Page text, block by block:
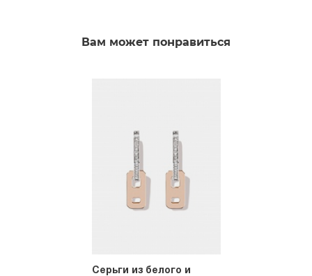
Вам может понравиться
Серьги из белого и